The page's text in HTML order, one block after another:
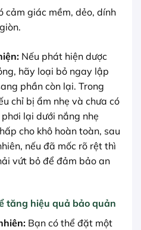
cảm giác mềm, dẻo, dính
Nếu phát hiện dược
hãy loại bỏ ngay lập
phần còn lại. Trong
chỉ bị ẩm nhẹ và chưa có
lại dưới nắng nhẹ
cho khô hoàn toàn, sau
nếu đã mốc rõ rệt thì
vứt bỏ để đảm bảo an
tăng hiệu quả bảo quản
Bạn có thể đặt một